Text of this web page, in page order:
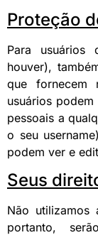
Proteção
Para
houver),
que
usuários
pessoais a
o seu
podem ver e
Seus
Não utilizamos
portanto,